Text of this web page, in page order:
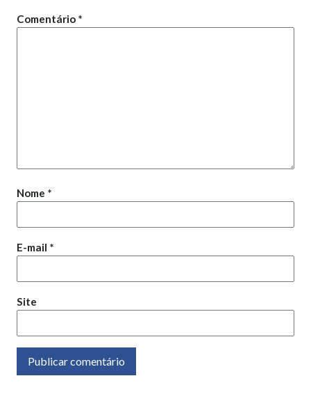
Comentário *
Nome *
E-mail *
Site